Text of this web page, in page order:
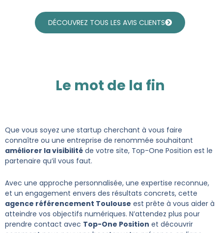
DÉCOUVREZ TOUS LES AVIS CLIENTS
Le mot de la fin
Que vous soyez une startup cherchant à vous faire
connaître ou une entreprise de renommée souhaitant
améliorer la visibilité de votre site, Top-One Position est le
partenaire qu’il vous faut.
Avec une approche personnalisée, une expertise reconnue,
et un engagement envers des résultats concrets, cette
agence référencement Toulouse est prête à vous aider à
atteindre vos objectifs numériques. N’attendez plus pour
prendre contact avec Top-One Position et découvrir